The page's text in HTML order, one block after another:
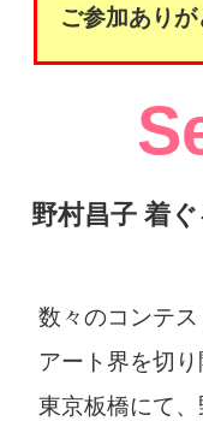
ご参加ありが
野村昌子 着
数々のコンテ
アート界を切り
東京板橋にて